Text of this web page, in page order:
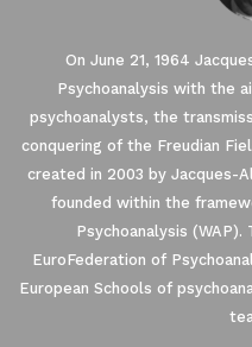
On June 21, 1964
Psychoanalysis with the
psychoanalysts, the
conquering of the Freudian
created in 2003 by Jacques-
founded within the
Psychoanalysis
EuroFederation of
European Schools of